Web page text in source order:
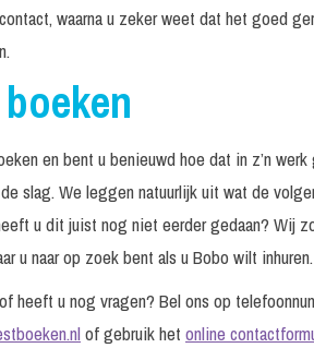
waarna u zeker weet dat het goed
en bent u benieuwd hoe dat in z’n
slag. We leggen natuurlijk uit wat de
u dit juist nog niet eerder gedaan? Wij
u naar op zoek bent als u Bobo wilt inhuren.
heeft u nog vragen? Bel ons op
of gebruik het online